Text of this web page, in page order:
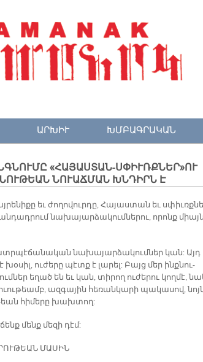
ԱՐԽԻՒ ԽՄԲԱԳՐԱԿԱՆ
«ՀԱՅԱՍՏԱՆ-ՍՓԻՒՌՔՆԵՐ»ՈՒ
ՆՈՒԱՃՄԱՆ ԽՆԴԻՐՆ Է
եւ ժո­ղո­վուր­դը, Հա­յաս­տան եւ
նա­խա­յար­ձա­կում­նե­րու, ո­րոնք միայն
նա­խա­յար­ձա­կում­ներ կան: Այդ
ու­ժե­րը պէտք է լա­րել: Բայց մեր ինք­նու­
ե­ղած են եւ կան, տի­րող ու­ժե­րու կող­մէ,
ազ­գա­յին հե­ռան­կա­րի պա­կա­սով,
հի­մե­րը խախ­տող:
մենք մե­զի դէմ:
ՄԱ­ՍԻՆ